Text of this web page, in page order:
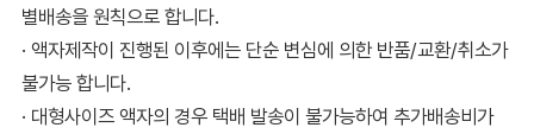
별배송을 원칙으로 합니다.
· 액자제작이 진행된 이후에는 단순 변심에 의한 반품/교환/취소가
불가능 합니다.
· 대형사이즈 액자의 경우 택배 발송이 불가능하여 추가배송비가